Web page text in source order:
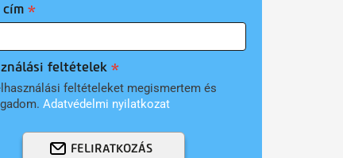
cím
feltételek
feltételeket megismertem és
Adatvédelmi nyilatkozat
FELIRATKOZÁS